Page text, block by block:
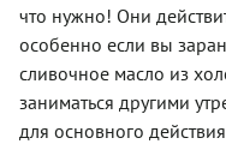
что нужно! Они
особенно если вы
сливочное масло из
заниматься другими
для основного